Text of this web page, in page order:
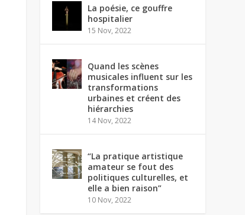
La poésie, ce gouffre
hospitalier
15 Nov, 2022
Quand les scènes
musicales influent sur les
transformations
urbaines et créent des
hiérarchies
14 Nov, 2022
“La pratique artistique
amateur se fout des
politiques culturelles, et
elle a bien raison”
10 Nov, 2022